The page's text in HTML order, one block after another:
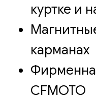
куртке и
карманах
CFMOTO